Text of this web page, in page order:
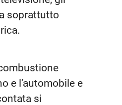
soprattutto
e l’automobile e
si